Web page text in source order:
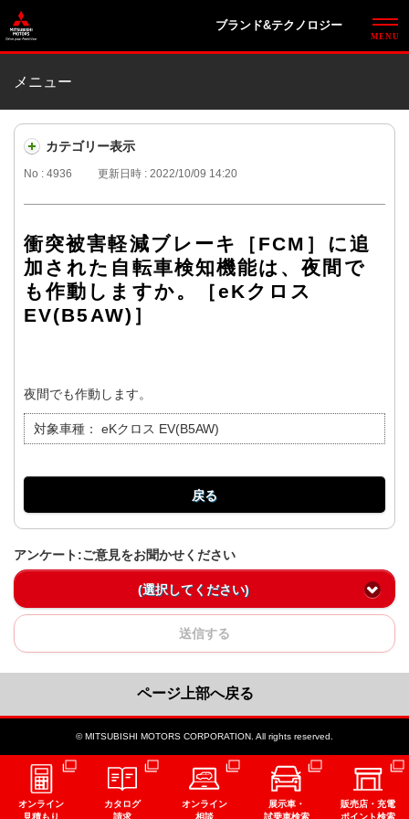
ブランド&テクノロジー
メニュー
カテゴリー表示
No : 4936 更新日時 : 2022/10/09 14:20
衝突被害軽減ブレーキ［FCM］に追
加された自転車検知機能は、夜間で
も作動しますか。［eKクロス
EV(B5AW)］
夜間でも作動します。
対象車種： eKクロス EV(B5AW)
戻る
アンケート:ご意見をお聞かせください
(選択してください)
送信する
ページ上部へ戻る
© MITSUBISHI MOTORS CORPORATION. All rights reserved.
オンライン
見積もり
カタログ
請求
オンライン
相談
展示車・
試乗車検索
販売店・充電
ポイント検索